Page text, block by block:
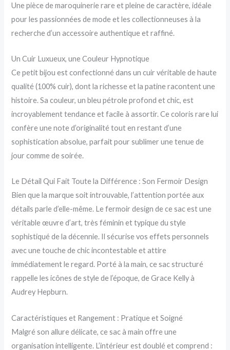
Une pièce de maroquinerie rare et pleine de caractère, idéale
pour les passionnées de mode et les collectionneuses à la
recherche d’un accessoire authentique et raffiné.
Un Cuir Luxueux, une Couleur Hypnotique
Ce petit bijou est confectionné dans un cuir véritable de haute
qualité (100% cuir), dont la richesse et la patine racontent une
histoire. Sa couleur, un bleu pétrole profond et chic, est
incroyablement tendance et facile à assortir. Ce coloris rare lui
confère une note d’originalité tout en restant d’une
sophistication absolue, parfait pour sublimer une tenue de
jour comme de soirée.
Le Détail Qui Fait Toute la Différence : Son Fermoir Design
Bien que la marque soit introuvable, l’attention portée aux
détails parle d’elle-même. Le fermoir design de ce sac est une
véritable œuvre d’art, très féminin et typique du style
sophistiqué de la décennie. Il sécurise vos effets personnels
avec une touche de chic incontestable et attire
immédiatement le regard. Porté à la main, ce sac structuré
rappelle les icônes de style de l’époque, de Grace Kelly à
Audrey Hepburn.
Caractéristiques et Rangement : Pratique et Soigné
Malgré son allure délicate, ce sac à main offre une
organisation intelligente. L’intérieur est doublé et comprend :